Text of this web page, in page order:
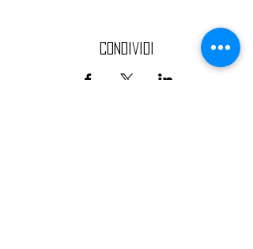
Condividi